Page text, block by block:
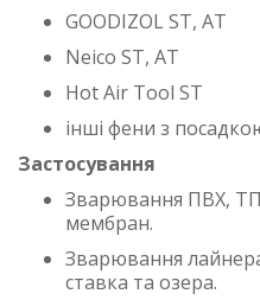
GOODIZOL ST, AT
Neico ST, AT
Hot Air Tool ST
інші фени з
Застосування
Зварювання ПВХ,
мембран.
Зварювання
ставка та озера.